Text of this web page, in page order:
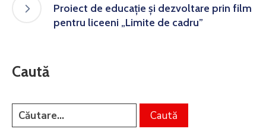
Proiect de educație și dezvoltare prin film
pentru liceeni „Limite de cadru”
Caută